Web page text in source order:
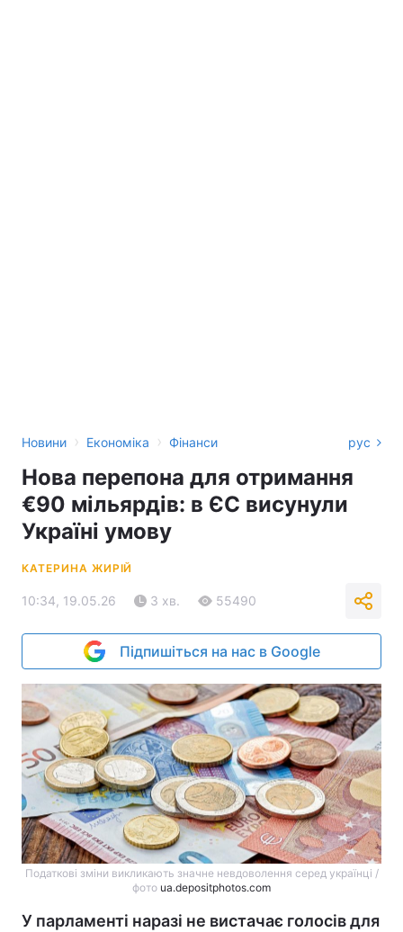
Новини › Економіка › Фінанси рус
Нова перепона для отримання
€90 мільярдів: в ЄС висунули
Україні умову
КАТЕРИНА ЖИРІЙ
10:34, 19.05.26 3 хв. 55490
Підпишіться на нас в Google
Податкові зміни викликають значне невдоволення серед українці /
фото ua.depositphotos.com
У парламенті наразі не вистачає голосів для